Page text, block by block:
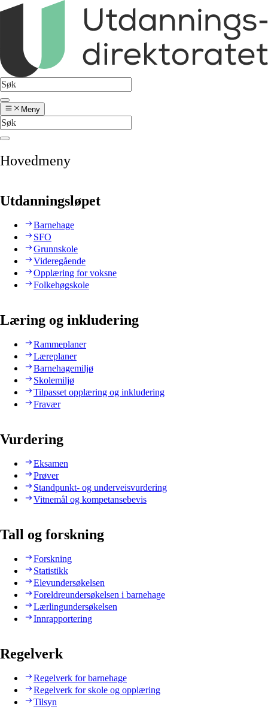
Meny
Hovedmeny
Utdanningsløpet
Barnehage
SFO
Grunnskole
Videregående
Opplæring for voksne
Folkehøgskole
Læring og inkludering
Rammeplaner
Læreplaner
Barnehagemiljø
Skolemiljø
Tilpasset opplæring og inkludering
Fravær
Vurdering
Eksamen
Prøver
Standpunkt- og underveisvurdering
Vitnemål og kompetansebevis
Tall og forskning
Forskning
Statistikk
Elevundersøkelsen
Foreldreundersøkelsen i barnehage
Lærlingundersøkelsen
Innrapportering
Regelverk
Regelverk for barnehage
Regelverk for skole og opplæring
Tilsyn